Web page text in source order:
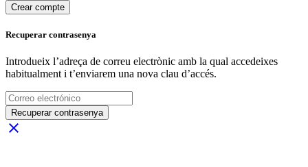
Crear compte
Recuperar contrasenya
Introdueix l’adreça de correu electrònic amb la qual accedeixes
habitualment i t’enviarem una nova clau d’accés.
Recuperar contrasenya
close